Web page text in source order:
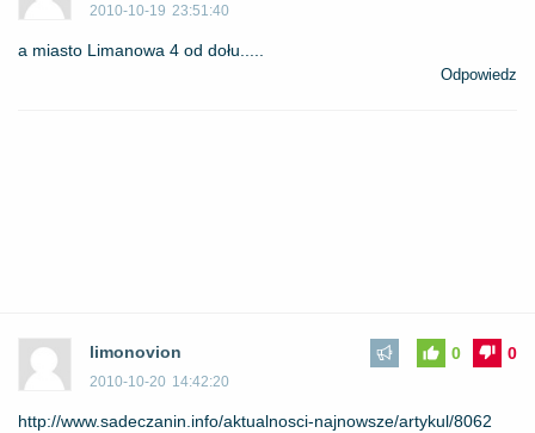
2010-10-19 23:51:40
a miasto Limanowa 4 od dołu.....
Odpowiedz
limonovion
2010-10-20 14:42:20
0
0
http://www.sadeczanin.info/aktualnosci-najnowsze/artykul/8062